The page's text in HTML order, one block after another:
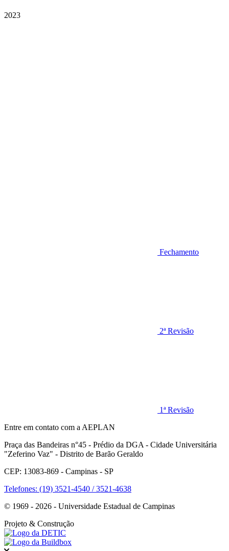
2023
Fechamento
2ª Revisão
1ª Revisão
Entre em contato com a AEPLAN
Praça das Bandeiras n°45 - Prédio da DGA - Cidade Universitária
"Zeferino Vaz" - Distrito de Barão Geraldo
CEP: 13083-869 - Campinas - SP
Telefones: (19) 3521-4540 / 3521-4638
© 1969 - 2026 - Universidade Estadual de Campinas
Projeto & Construção